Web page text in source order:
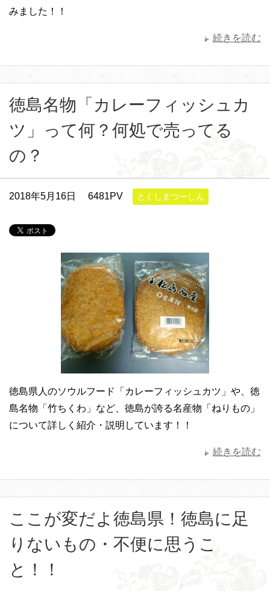
みました！！
続きを読む
徳島名物「カレーフィッシュカ
ツ」って何？何処で売ってる
の？
2018年5月16日 6481PV とくしまつーしん
徳島県人のソウルフード「カレーフィッシュカツ」や、徳
島名物「竹ちくわ」など、徳島が誇る名産物「ねりもの」
について詳しく紹介・説明しています！！
続きを読む
ここが変だよ徳島県！徳島に足
りないもの・不便に思うこ
と！！